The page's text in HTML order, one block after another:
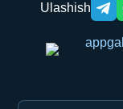
Ulashish